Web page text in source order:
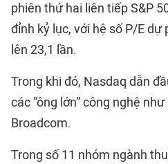
phiên thứ hai liên tiếp S&P
đỉnh kỷ lục, với hệ số P/E dự
lên 23,1 lần.
Trong khi đó, Nasdaq dẫn
các “ông lớn” công nghệ
Broadcom.
Trong số 11 nhóm ngành